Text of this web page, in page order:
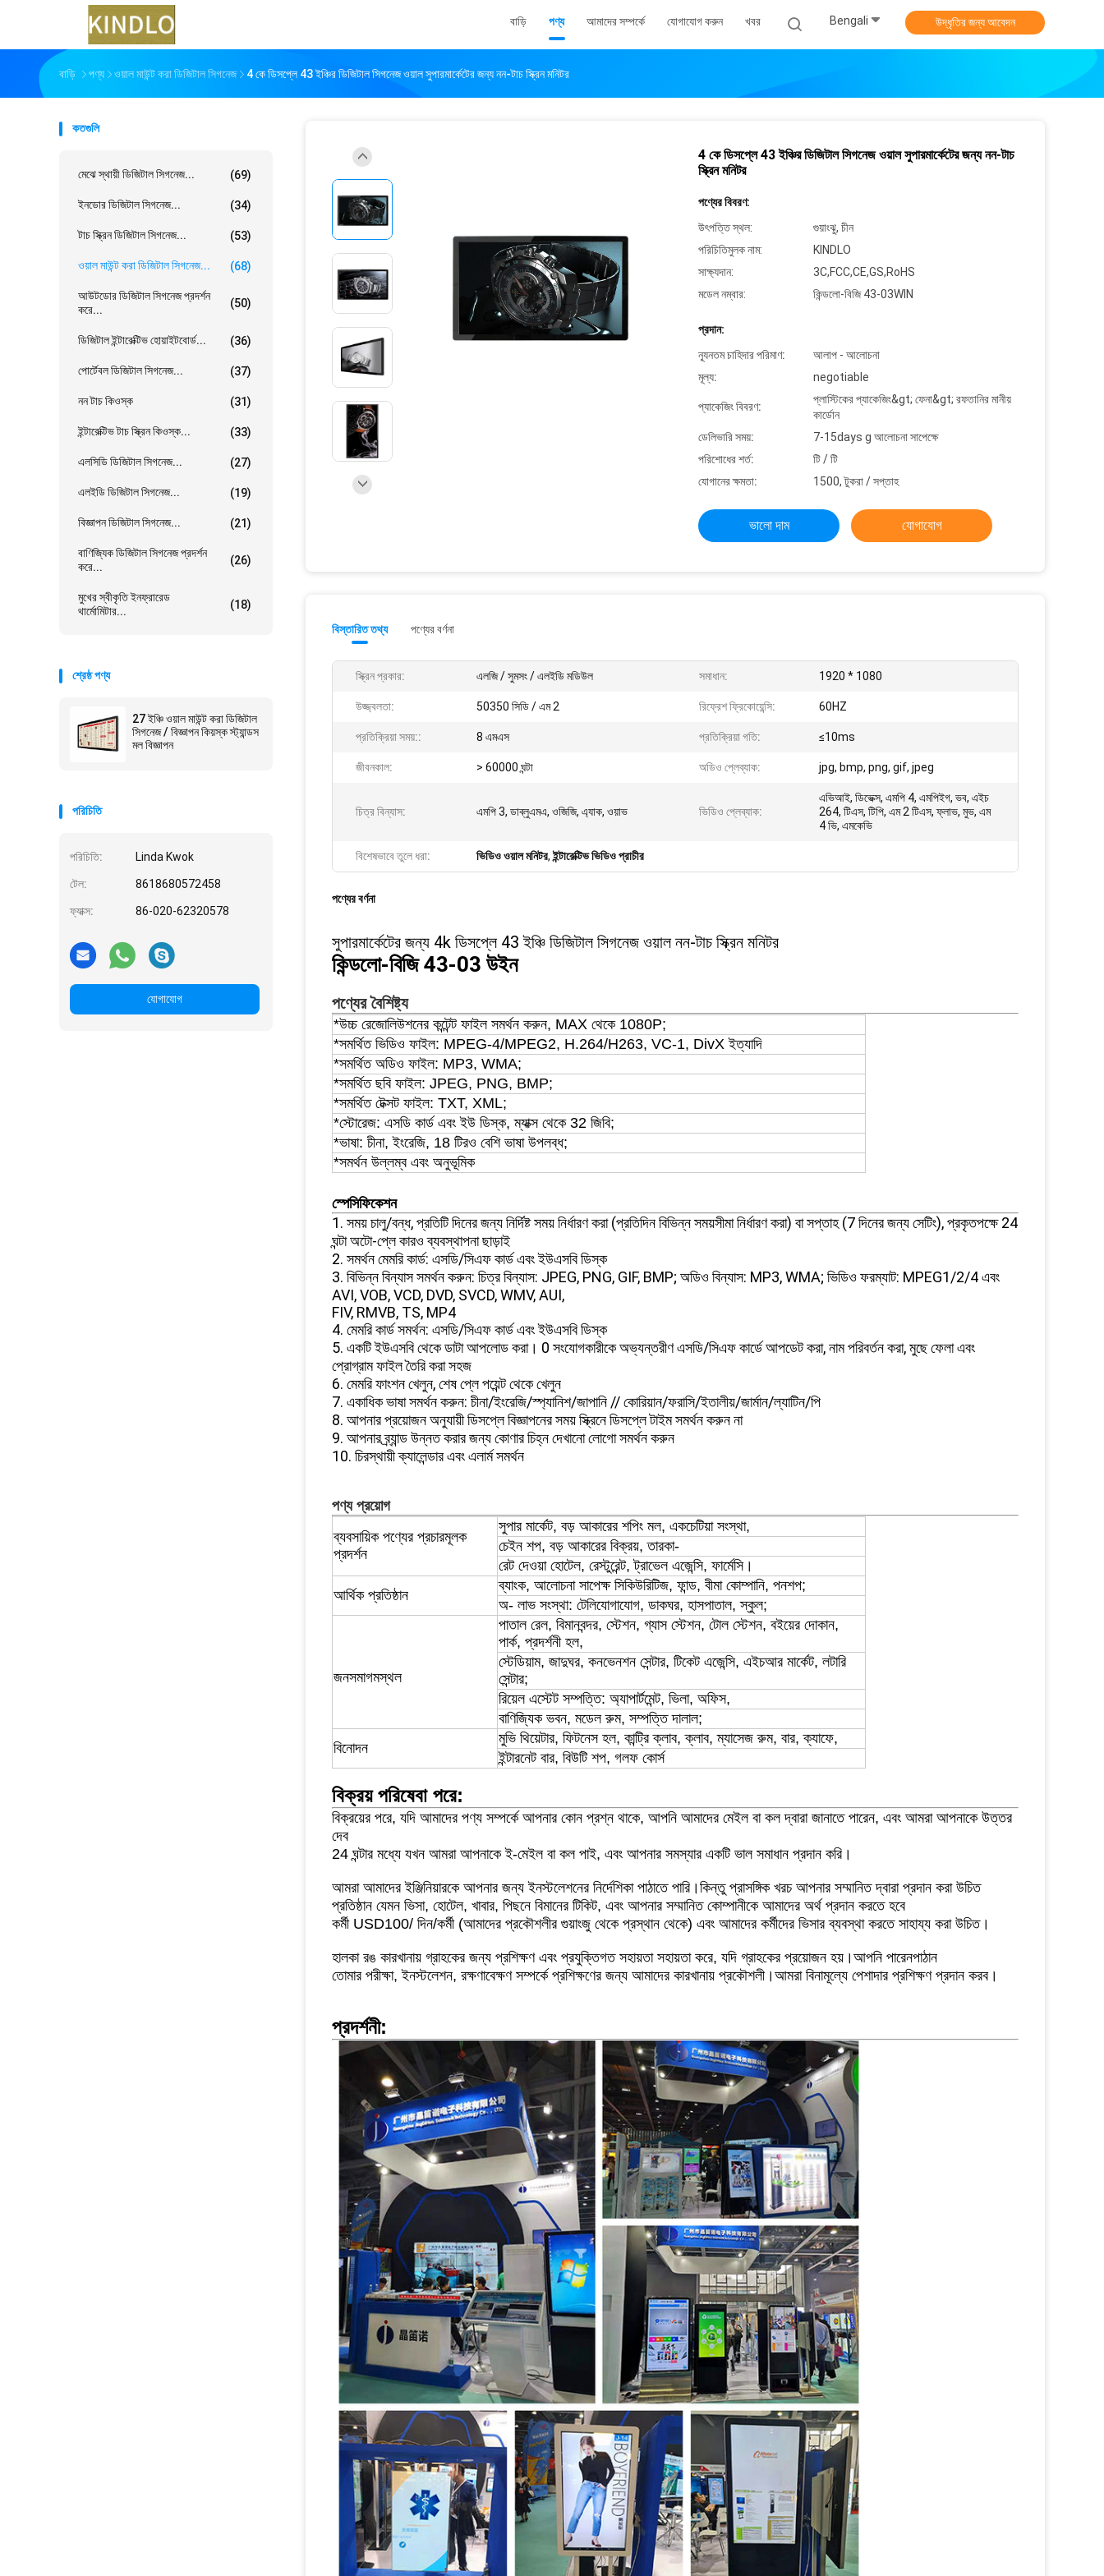
বাড়ি পণ্য আমাদের সম্পর্কে যোগাযোগ করুন খবর Bengali উদ্ধৃতির জন্য আবেদন
বাড়ি পণ্য ওয়াল মাউন্ট করা ডিজিটাল সিগনেজ 4 কে ডিসপ্লে 43 ইঞ্চির ডিজিটাল সিগনেজ ওয়াল সুপারমার্কেটের জন্য নন-টাচ স্ক্রিন মনিটর
কতগুলি
মেঝে স্থায়ী ডিজিটাল সিগনেজ... (69)
ইনডোর ডিজিটাল সিগনেজ... (34)
টাচ স্ক্রিন ডিজিটাল সিগনেজ... (53)
ওয়াল মাউন্ট করা ডিজিটাল সিগনেজ... (68)
আউটডোর ডিজিটাল সিগনেজ প্রদর্শন
করে...
(50)
ডিজিটাল ইন্টারেক্টিভ হোয়াইটবোর্ড... (36)
পোর্টেবল ডিজিটাল সিগনেজ... (37)
নন টাচ কিওস্ক (31)
ইন্টারেক্টিভ টাচ স্ক্রিন কিওস্ক... (33)
এলসিডি ডিজিটাল সিগনেজ... (27)
এলইডি ডিজিটাল সিগনেজ... (19)
বিজ্ঞাপন ডিজিটাল সিগনেজ... (21)
বাণিজ্যিক ডিজিটাল সিগনেজ প্রদর্শন
করে...
(26)
মুখের স্বীকৃতি ইনফ্রারেড
থার্মোমিটার...
(18)
শ্রেষ্ঠ পণ্য
27 ইঞ্চি ওয়াল মাউন্ট করা ডিজিটাল
সিগনেজ / বিজ্ঞাপন কিয়স্ক স্ট্যান্ডস
মল বিজ্ঞাপন
পরিচিতি
পরিচিতি: Linda Kwok
টেল: 8618680572458
ফ্যাক্স: 86-020-62320578
যোগাযোগ
4 কে ডিসপ্লে 43 ইঞ্চির ডিজিটাল সিগনেজ ওয়াল সুপারমার্কেটের জন্য নন-টাচ
স্ক্রিন মনিটর
পণ্যের বিবরণ:
উৎপত্তি স্থল:
গুয়াংঝু, চীন
পরিচিতিমুলক নাম:
KINDLO
সাক্ষ্যদান:
3C,FCC,CE,GS,RoHS
মডেল নম্বার:
কিন্ডলো-বিজি 43-03WIN
প্রদান:
ন্যূনতম চাহিদার পরিমাণ:
আলাপ - আলোচনা
মূল্য:
negotiable
প্যাকেজিং বিবরণ:
প্লাস্টিকের প্যাকেজিং&gt; ফেনা&gt; রফতানির মানীয়
কার্ডোন
ডেলিভারি সময়:
7-15days g আলোচনা সাপেক্ষে
পরিশোধের শর্ত:
টি / টি
যোগানের ক্ষমতা:
1500, টুকরা / সপ্তাহ
ভালো দাম যোগাযোগ
বিস্তারিত তথ্য পণ্যের বর্ণনা
স্ক্রিন প্রকার: এলজি / সুমসং / এলইডি মডিউল সমাধান: 1920 * 1080
উজ্জ্বলতা: 50350 সিডি / এম 2 রিফ্রেশ ফ্রিকোয়েন্সি: 60HZ
প্রতিক্রিয়া সময়:: 8 এমএস প্রতিক্রিয়া গতি: ≤10ms
জীবনকাল: > 60000 ঘন্টা অডিও প্লেব্যাক: jpg, bmp, png, gif, jpeg
চিত্র বিন্যাস: এমপি 3, ডাব্লুএমএ, ওজিজি, এ্যাক, ওয়াভ ভিডিও প্লেব্যাক:
এভিআই, ডিভেক্স, এমপি 4, এমপিইগ, ভব, এইচ
264, টিএস, টিপি, এম 2 টিএস, ফ্লাভ, মুভ, এম
4 ভি, এমকেভি
বিশেষভাবে তুলে ধরা: ভিডিও ওয়াল মনিটর,ইন্টারেক্টিভ ভিডিও প্রাচীর
পণ্যের বর্ণনা
সুপারমার্কেটের জন্য 4k ডিসপ্লে 43 ইঞ্চি ডিজিটাল সিগনেজ ওয়াল নন-টাচ স্ক্রিন মনিটর
কিন্ডলো-বিজি 43-03 উইন
পণ্যের বৈশিষ্ট্য
*উচ্চ রেজোলিউশনের কন্টেন্ট ফাইল সমর্থন করুন, MAX থেকে 1080P;
*সমর্থিত ভিডিও ফাইল: MPEG-4/MPEG2, H.264/H263, VC-1, DivX ইত্যাদি
*সমর্থিত অডিও ফাইল: MP3, WMA;
*সমর্থিত ছবি ফাইল: JPEG, PNG, BMP;
*সমর্থিত টেক্সট ফাইল: TXT, XML;
*স্টোরেজ: এসডি কার্ড এবং ইউ ডিস্ক, ম্যাক্স থেকে 32 জিবি;
*ভাষা: চীনা, ইংরেজি, 18 টিরও বেশি ভাষা উপলব্ধ;
*সমর্থন উল্লম্ব এবং অনুভূমিক
স্পেসিফিকেশন
1. সময় চালু/বন্ধ, প্রতিটি দিনের জন্য নির্দিষ্ট সময় নির্ধারণ করা (প্রতিদিন বিভিন্ন সময়সীমা নির্ধারণ করা) বা সপ্তাহ (7 দিনের জন্য সেটিং), প্রকৃতপক্ষে 24
ঘন্টা অটো-প্লে কারও ব্যবস্থাপনা ছাড়াই
2. সমর্থন মেমরি কার্ড: এসডি/সিএফ কার্ড এবং ইউএসবি ডিস্ক
3. বিভিন্ন বিন্যাস সমর্থন করুন: চিত্র বিন্যাস: JPEG, PNG, GIF, BMP; অডিও বিন্যাস: MP3, WMA; ভিডিও ফরম্যাট: MPEG1/2/4 এবং
AVI, VOB, VCD, DVD, SVCD, WMV, AUI,
FIV, RMVB, TS, MP4
4. মেমরি কার্ড সমর্থন: এসডি/সিএফ কার্ড এবং ইউএসবি ডিস্ক
5. একটি ইউএসবি থেকে ডাটা আপলোড করা। 0 সংযোগকারীকে অভ্যন্তরীণ এসডি/সিএফ কার্ডে আপডেট করা, নাম পরিবর্তন করা, মুছে ফেলা এবং
প্রোগ্রাম ফাইল তৈরি করা সহজ
6. মেমরি ফাংশন খেলুন, শেষ প্লে পয়েন্ট থেকে খেলুন
7. একাধিক ভাষা সমর্থন করুন: চীনা/ইংরেজি/স্প্যানিশ/জাপানি // কোরিয়ান/ফরাসি/ইতালীয়/জার্মান/ল্যাটিন/পি
8. আপনার প্রয়োজন অনুযায়ী ডিসপ্লে বিজ্ঞাপনের সময় স্ক্রিনে ডিসপ্লে টাইম সমর্থন করুন না
9. আপনার ব্র্যান্ড উন্নত করার জন্য কোণার চিহ্ন দেখানো লোগো সমর্থন করুন
10. চিরস্থায়ী ক্যালেন্ডার এবং এলার্ম সমর্থন
পণ্য প্রয়োগ
ব্যবসায়িক পণ্যের প্রচারমূলক
প্রদর্শন
সুপার মার্কেট, বড় আকারের শপিং মল, একচেটিয়া সংস্থা,
চেইন শপ, বড় আকারের বিক্রয়, তারকা-
রেট দেওয়া হোটেল, রেস্টুরেন্ট, ট্রাভেল এজেন্সি, ফার্মেসি।
আর্থিক প্রতিষ্ঠান
ব্যাংক, আলোচনা সাপেক্ষ সিকিউরিটিজ, ফান্ড, বীমা কোম্পানি, পনশপ;
অ- লাভ সংস্থা: টেলিযোগাযোগ, ডাকঘর, হাসপাতাল, স্কুল;
জনসমাগমস্থল
পাতাল রেল, বিমানবন্দর, স্টেশন, গ্যাস স্টেশন, টোল স্টেশন, বইয়ের দোকান,
পার্ক, প্রদর্শনী হল,
স্টেডিয়াম, জাদুঘর, কনভেনশন সেন্টার, টিকেট এজেন্সি, এইচআর মার্কেট, লটারি
সেন্টার;
রিয়েল এস্টেট সম্পত্তি: অ্যাপার্টমেন্ট, ভিলা, অফিস,
বাণিজ্যিক ভবন, মডেল রুম, সম্পত্তি দালাল;
বিনোদন
মুভি থিয়েটার, ফিটনেস হল, কান্ট্রি ক্লাব, ক্লাব, ম্যাসেজ রুম, বার, ক্যাফে,
ইন্টারনেট বার, বিউটি শপ, গলফ কোর্স
বিক্রয় পরিষেবা পরে:
বিক্রয়ের পরে, যদি আমাদের পণ্য সম্পর্কে আপনার কোন প্রশ্ন থাকে, আপনি আমাদের মেইল ​​বা কল দ্বারা জানাতে পারেন, এবং আমরা আপনাকে উত্তর
দেব
24 ঘন্টার মধ্যে যখন আমরা আপনাকে ই-মেইল বা কল পাই, এবং আপনার সমস্যার একটি ভাল সমাধান প্রদান করি।
আমরা আমাদের ইঞ্জিনিয়ারকে আপনার জন্য ইনস্টলেশনের নির্দেশিকা পাঠাতে পারি।কিন্তু প্রাসঙ্গিক খরচ আপনার সম্মানিত দ্বারা প্রদান করা উচিত
প্রতিষ্ঠান যেমন ভিসা, হোটেল, খাবার, পিছনে বিমানের টিকিট, এবং আপনার সম্মানিত কোম্পানীকে আমাদের অর্থ প্রদান করতে হবে
কর্মী USD100/ দিন/কর্মী (আমাদের প্রকৌশলীর গুয়াংজু থেকে প্রস্থান থেকে) এবং আমাদের কর্মীদের ভিসার ব্যবস্থা করতে সাহায্য করা উচিত।
হালকা রঙ কারখানায় গ্রাহকের জন্য প্রশিক্ষণ এবং প্রযুক্তিগত সহায়তা সহায়তা করে, যদি গ্রাহকের প্রয়োজন হয়।আপনি পারেনপাঠান
তোমার পরীক্ষা, ইনস্টলেশন, রক্ষণাবেক্ষণ সম্পর্কে প্রশিক্ষণের জন্য আমাদের কারখানায় প্রকৌশলী।আমরা বিনামূল্যে পেশাদার প্রশিক্ষণ প্রদান করব।
প্রদর্শনী: